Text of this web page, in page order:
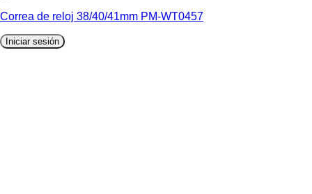
Correa de reloj 38/40/41mm PM-WT0457
Iniciar sesión